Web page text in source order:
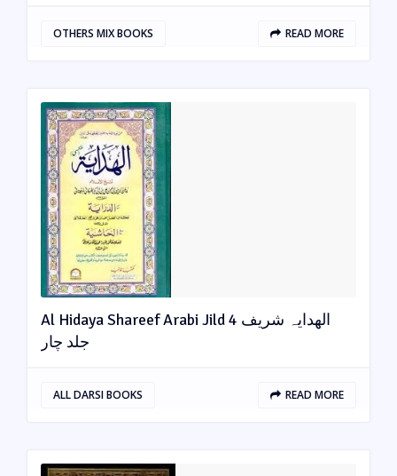
OTHERS MIX BOOKS READ MORE
Al Hidaya Shareef Arabi Jild 4 الھدایہ شریف
جلد چار
ALL DARSI BOOKS READ MORE